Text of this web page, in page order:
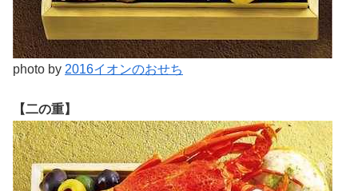
photo by 2016イオンのおせち
【二の重】